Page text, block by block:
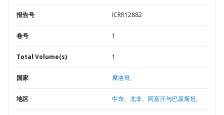
报告号 ICRR12882
卷号 1
Total Volume(s) 1
国家 摩洛哥,
地区 中东、北非、阿富汗与巴基斯坦,